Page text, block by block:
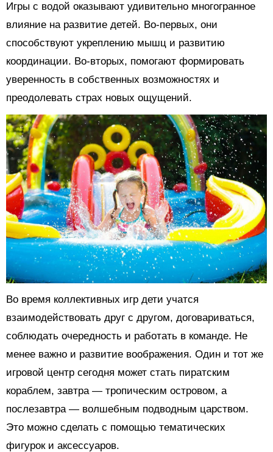
Игры с водой оказывают удивительно многогранное
влияние на развитие детей. Во-первых, они
способствуют укреплению мышц и развитию
координации. Во-вторых, помогают формировать
уверенность в собственных возможностях и
преодолевать страх новых ощущений.
Во время коллективных игр дети учатся
взаимодействовать друг с другом, договариваться,
соблюдать очередность и работать в команде. Не
менее важно и развитие воображения. Один и тот же
игровой центр сегодня может стать пиратским
кораблем, завтра — тропическим островом, а
послезавтра — волшебным подводным царством.
Это можно сделать с помощью тематических
фигурок и аксессуаров.